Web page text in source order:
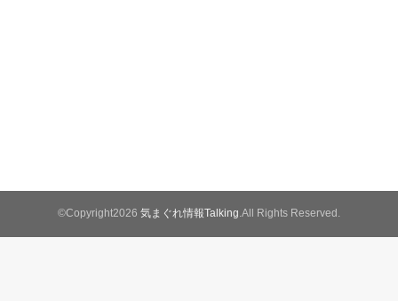
©Copyright2026 気まぐれ情報Talking .All Rights Reserved.